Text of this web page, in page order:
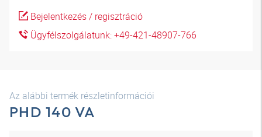
Bejelentkezés / regisztráció
Ügyfélszolgálatunk: +49-421-48907-766
Az alábbi termék részletinformációi
PHD 140 VA